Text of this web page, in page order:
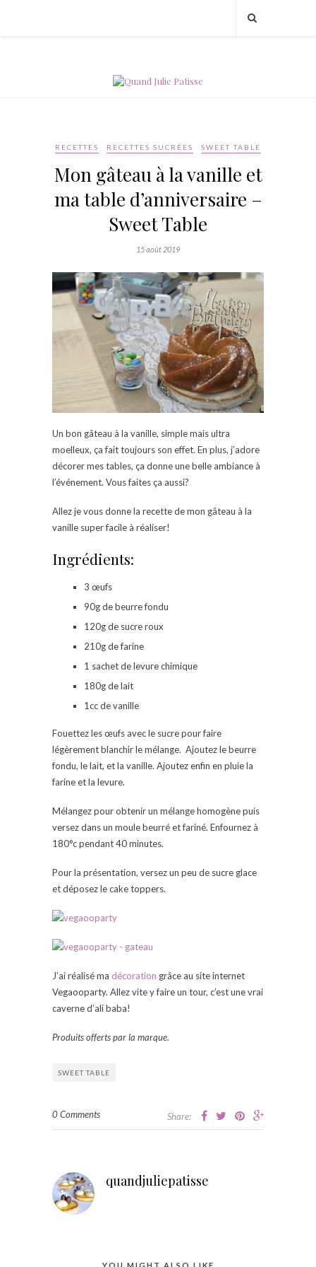
RECETTES RECETTES SUCRÉES SWEET TABLE
Mon gâteau à la vanille et
ma table d’anniversaire –
Sweet Table
15 août 2019
Un bon gâteau à la vanille, simple mais ultra
moelleux, ça fait toujours son effet. En plus, j’adore
décorer mes tables, ça donne une belle ambiance à
l’événement. Vous faites ça aussi?
Allez je vous donne la recette de mon gâteau à la
vanille super facile à réaliser!
Ingrédients:
3 œufs
90g de beurre fondu
120g de sucre roux
210g de farine
1 sachet de levure chimique
180g de lait
1cc de vanille
Fouettez les œufs avec le sucre pour faire
légèrement blanchir le mélange. Ajoutez le beurre
fondu, le lait, et la vanille. Ajoutez enfin en pluie la
farine et la levure.
Mélangez pour obtenir un mélange homogène puis
versez dans un moule beurré et fariné. Enfournez à
180°c pendant 40 minutes.
Pour la présentation, versez un peu de sucre glace
et déposez le cake toppers.
J’ai réalisé ma décoration grâce au site internet
Vegaooparty. Allez vite y faire un tour, c’est une vrai
caverne d’ali baba!
Produits offerts par la marque.
SWEET TABLE
0 Comments Share:
quandjuliepatisse
YOU MIGHT ALSO LIKE